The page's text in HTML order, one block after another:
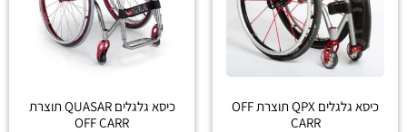
כיסא גלגלים QPX תוצרת OFF
CARR
כיסא גלגלים QUASAR תוצרת
OFF CARR